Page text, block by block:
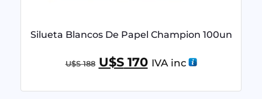
Silueta Blancos De Papel Champion 100un
U$S188 U$S170 IVA inc